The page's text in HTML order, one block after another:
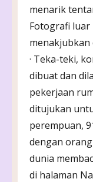
menarik
Fotografi luar
· Teka-teki,
dibuat dan
pekerjaan
ditujukan
perempuan,
dengan
dunia
di halaman